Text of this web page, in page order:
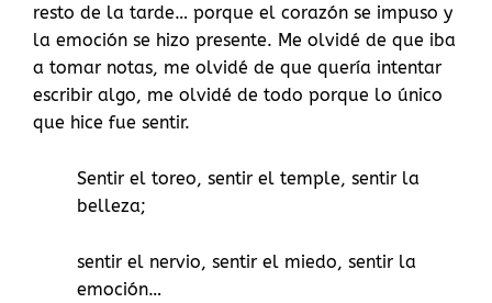
resto de la tarde… porque el corazón se impuso y
la emoción se hizo presente. Me olvidé de que iba
a tomar notas, me olvidé de que quería intentar
escribir algo, me olvidé de todo porque lo único
que hice fue sentir.
Sentir el toreo, sentir el temple, sentir la
belleza;
sentir el nervio, sentir el miedo, sentir la
emoción…